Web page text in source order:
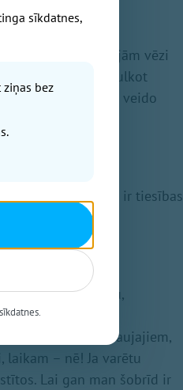
vakcīnās esošajām vēzi
ko var tulkot
tā ir taukviela, kas veido
zinātnieks.
personas, kurai ir tiesības
sakars ar skolu,
justos šiem straujajiem,
– nē! Ja varētu
Lai gan man šobrīd ir
sīkdatnes,
bez